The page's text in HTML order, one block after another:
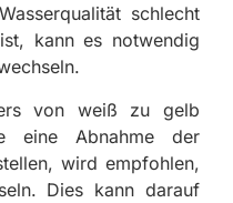
schlecht
kann es notwendig
von weiß zu gelb
eine Abnahme der
wird empfohlen,
Dies kann darauf